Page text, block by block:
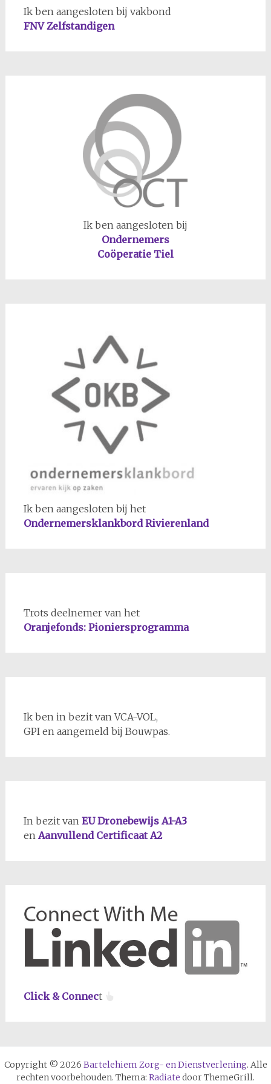
Ik ben aangesloten bij vakbond
FNV Zelfstandigen
Ik ben aangesloten bij
Ondernemers
Coöperatie Tiel
Ik ben aangesloten bij het
Ondernemersklankbord Rivierenland
Trots deelnemer van het
Oranjefonds: Pioniersprogramma
Ik ben in bezit van VCA-VOL,
GPI en aangemeld bij Bouwpas.
In bezit van EU Dronebewijs A1-A3
en Aanvullend Certificaat A2
Click & Connect
Copyright © 2026 Bartelehiem Zorg- en Dienstverlening. Alle
rechten voorbehouden. Thema: Radiate door ThemeGrill.